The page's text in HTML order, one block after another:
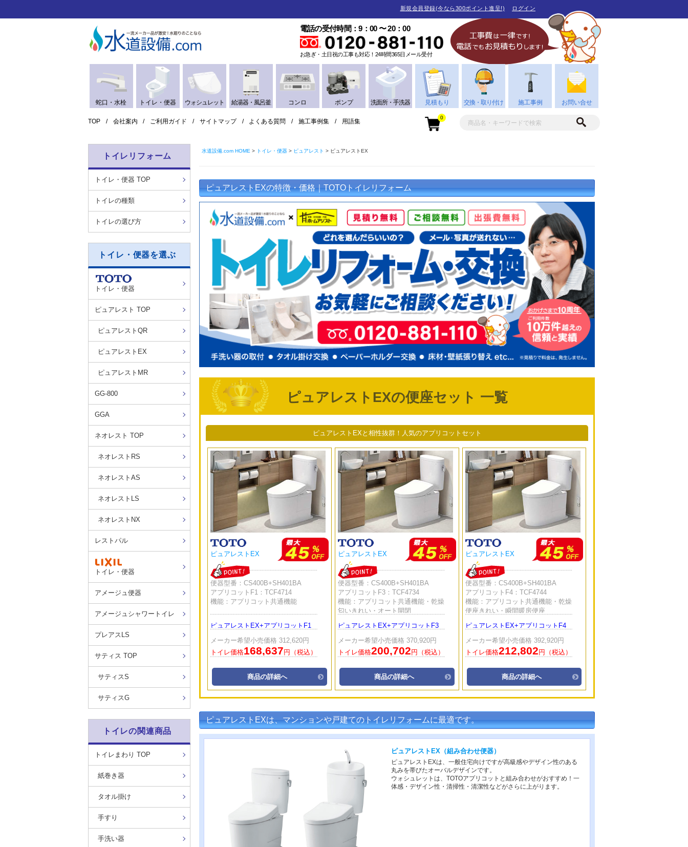
新規会員登録(今なら300ポイント進呈!) ログイン
電話の受付時間：9：00 〜 20：00
お急ぎ・土日祝の工事も対応！24時間365日メール受付
蛇口・水栓 トイレ・便器 ウォシュレット 給湯器・風呂釜 コンロ ポンプ 洗面所・手洗器 見積もり 交換・取り付け 施工事例 お問い合せ
TOP 会社案内 ご利用ガイド サイトマップ よくある質問 施工事例集 用語集
0
トイレリフォーム
トイレ・便器 TOP
トイレの種類
トイレの選び方
トイレ・便器を選ぶ
トイレ・便器
ピュアレスト TOP
ピュアレストQR
ピュアレストEX
ピュアレストMR
GG-800
GGA
ネオレスト TOP
ネオレストRS
ネオレストAS
ネオレストLS
ネオレストNX
レストパル
トイレ・便器
アメージュ便器
アメージュシャワートイレ
プレアスLS
サティス TOP
サティスS
サティスG
トイレの関連商品
トイレまわり TOP
紙巻き器
タオル掛け
手すり
手洗い器
水道設備.com HOME トイレ・便器 ピュアレスト ピュアレストEX
ピュアレストEXの特徴・価格｜TOTOトイレリフォーム
ピュアレストEXの便座セット 一覧
ピュアレストEXと相性抜群！人気のアプリコットセット
ピュアレストEX
便器型番：CS400B+SH401BA
アプリコットF1：TCF4714
機能：アプリコット共通機能
ピュアレストEX+アプリコットF1
メーカー希望小売価格 312,620円
トイレ価格168,637 円（税込）
商品の詳細へ
ピュアレストEX
便器型番：CS400B+SH401BA
アプリコットF3：TCF4734
機能：アプリコット共通機能・乾燥
匂いきれい・オート開閉
ピュアレストEX+アプリコットF3
メーカー希望小売価格 370,920円
トイレ価格200,702 円（税込）
商品の詳細へ
ピュアレストEX
便器型番：CS400B+SH401BA
アプリコットF4：TCF4744
機能：アプリコット共通機能・乾燥
便座きれい・瞬間暖房便座
ピュアレストEX+アプリコットF4
メーカー希望小売価格 392,920円
トイレ価格212,802 円（税込）
商品の詳細へ
ピュアレストEXは、マンションや戸建てのトイレリフォームに最適です。
ピュアレストEX（組み合わせ便器）
ピュアレストEXは、一般住宅向けですが高級感やデザイン性のある
丸みを帯びたオーバルデザインです。
ウォシュレットは、TOTOアプリコットと組み合わせがおすすめ！一
体感・デザイン性・清掃性・清潔性などがさらに上がります。